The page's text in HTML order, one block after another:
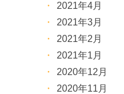
2021年4月
2021年3月
2021年2月
2021年1月
2020年12月
2020年11月